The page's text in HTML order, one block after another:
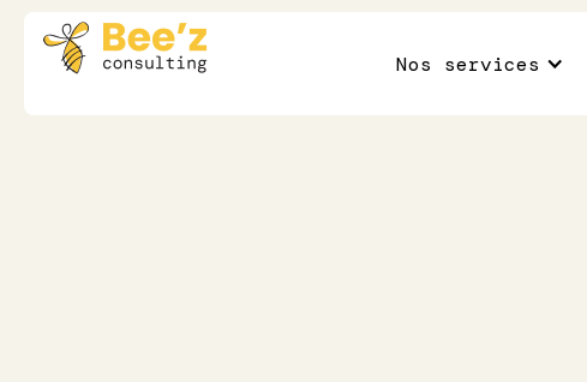
Nos services